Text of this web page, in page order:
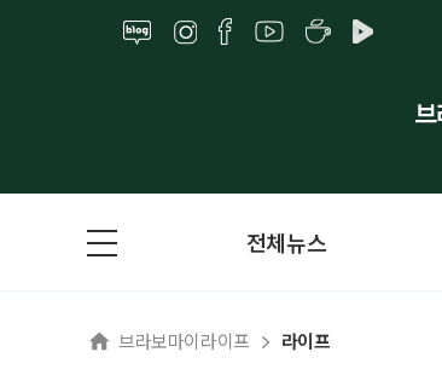
전체뉴스
브라보마이라이프 라이프